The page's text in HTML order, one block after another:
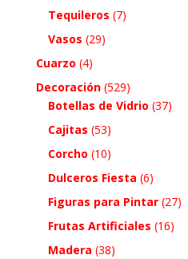
Tequileros (7)
Vasos (29)
Cuarzo (4)
Decoración (529)
Botellas de Vidrio (37)
Cajitas (53)
Corcho (10)
Dulceros Fiesta (6)
Figuras para Pintar (27)
Frutas Artificiales (16)
Madera (38)